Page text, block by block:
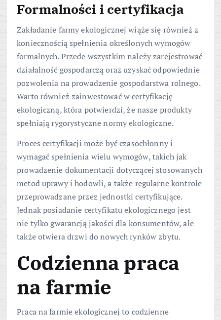
Formalności i certyfikacja
Zakładanie farmy ekologicznej wiąże się również z
koniecznością spełnienia określonych wymogów
formalnych. Przede wszystkim należy zarejestrować
działalność gospodarczą oraz uzyskać odpowiednie
pozwolenia na prowadzenie gospodarstwa rolnego.
Warto również zainwestować w certyfikację
ekologiczną, która potwierdzi, że nasze produkty
spełniają rygorystyczne normy ekologiczne.
Proces certyfikacji może być czasochłonny i
wymagać spełnienia wielu wymogów, takich jak
prowadzenie dokumentacji dotyczącej stosowanych
metod uprawy i hodowli, a także regularne kontrole
przeprowadzane przez jednostki certyfikujące.
Jednak posiadanie certyfikatu ekologicznego jest
nie tylko gwarancją jakości dla konsumentów, ale
także otwiera drzwi do nowych rynków zbytu.
Codzienna praca
na farmie
Praca na farmie ekologicznej to codzienne